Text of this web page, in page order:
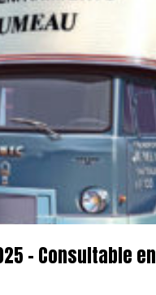
– Consultable en